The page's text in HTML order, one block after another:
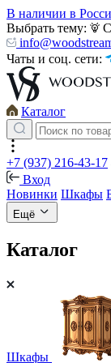
В наличии в
Выбрать тему:
Чаты и соц. сети:
Каталог
+7 (937) 216-43-17
Вход
Новинки Шкафы
Ещё
Каталог
Шкафы